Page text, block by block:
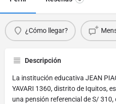
¿Cómo llegar?
Descripción
La institución educativa JEAN
YAVARI 1360, distrito de Iquitos,
una pensión referencial de S/